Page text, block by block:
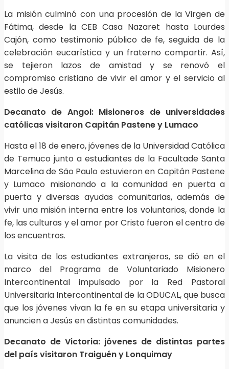
La misión culminó con una procesión de la Virgen de
Fátima, desde la CEB Casa Nazaret hasta Lourdes
Cajón, como testimonio público de fe, seguida de la
celebración eucarística y un fraterno compartir. Así,
se tejieron lazos de amistad y se renovó el
compromiso cristiano de vivir el amor y el servicio al
estilo de Jesús.
Decanato de Angol: Misioneros de universidades
católicas visitaron Capitán Pastene y Lumaco
Hasta el 18 de enero, jóvenes de la Universidad Católica
de Temuco junto a estudiantes de la Facultade Santa
Marcelina de São Paulo estuvieron en Capitán Pastene
y Lumaco misionando a la comunidad en puerta a
puerta y diversas ayudas comunitarias, además de
vivir una misión interna entre los voluntarios, donde la
fe, las culturas y el amor por Cristo fueron el centro de
los encuentros.
La visita de los estudiantes extranjeros, se dió en el
marco del Programa de Voluntariado Misionero
Intercontinental impulsado por la Red Pastoral
Universitaria Intercontinental de la ODUCAL, que busca
que los jóvenes vivan la fe en su etapa universitaria y
anuncien a Jesús en distintas comunidades.
Decanato de Victoria: jóvenes de distintas partes
del país visitaron Traiguén y Lonquimay